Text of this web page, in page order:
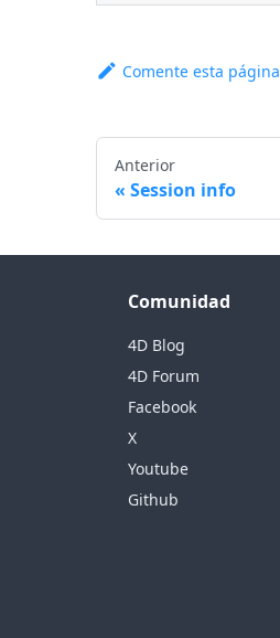
Comente esta página
Anterior
Session info
Comunidad
4D Blog
4D Forum
Facebook
X
Youtube
Github